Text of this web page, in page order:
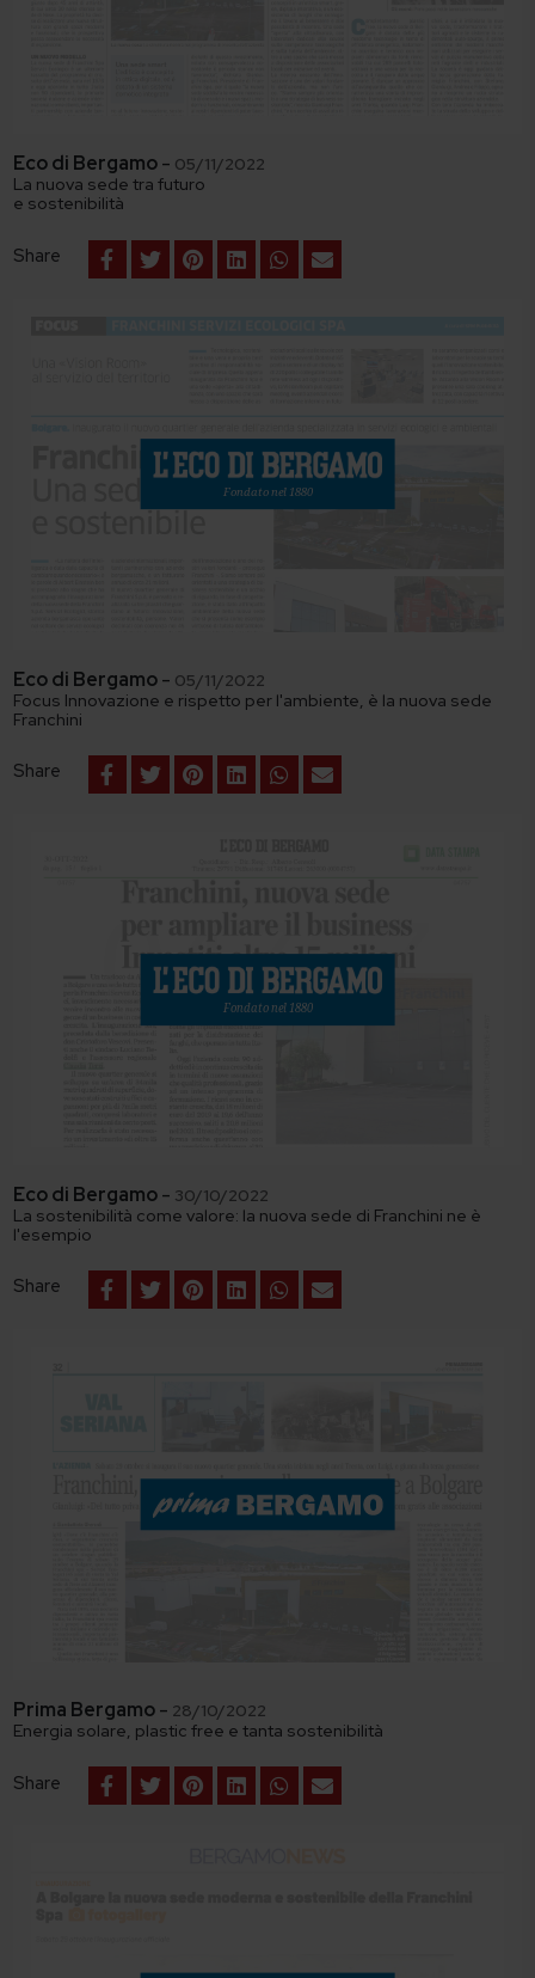
Eco di Bergamo- 05/11/2022
La nuova sede tra futuro
e sostenibilità
Share
Eco di Bergamo- 05/11/2022
Focus Innovazione e rispetto per l'ambiente, è la nuova sede
Franchini
Share
Eco di Bergamo- 30/10/2022
La sostenibilità come valore: la nuova sede di Franchini ne è
l'esempio
Share
Prima Bergamo- 28/10/2022
Energia solare, plastic free e tanta sostenibilità
Share